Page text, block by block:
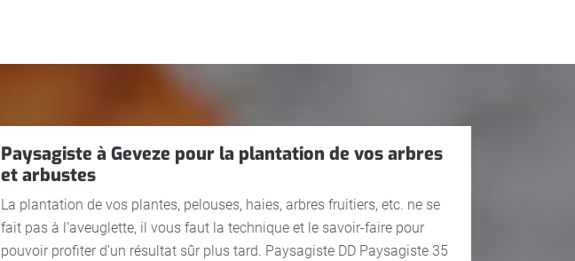
Paysagiste à Geveze pour la plantation de vos arbres
et arbustes
La plantation de vos plantes, pelouses, haies, arbres fruitiers, etc. ne se
fait pas à l’aveuglette, il vous faut la technique et le savoir-faire pour
pouvoir profiter d’un résultat sûr plus tard. Paysagiste DD Paysagiste 35